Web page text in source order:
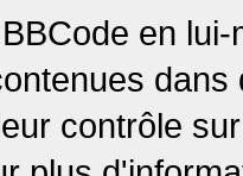
en
contrôle